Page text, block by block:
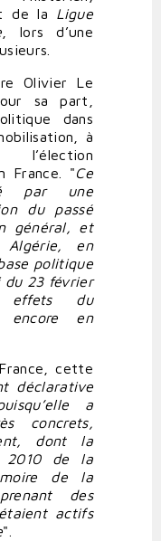
de la Ligue
, lors d’une
Olivier Le
sa part,
dans
à
France. "Ce
par une
du passé
général, et
en
politique
23 février
effets du
encore en
cette
déclarative
a
concrets,
dont la
2010 de la
de la
des
actifs
".